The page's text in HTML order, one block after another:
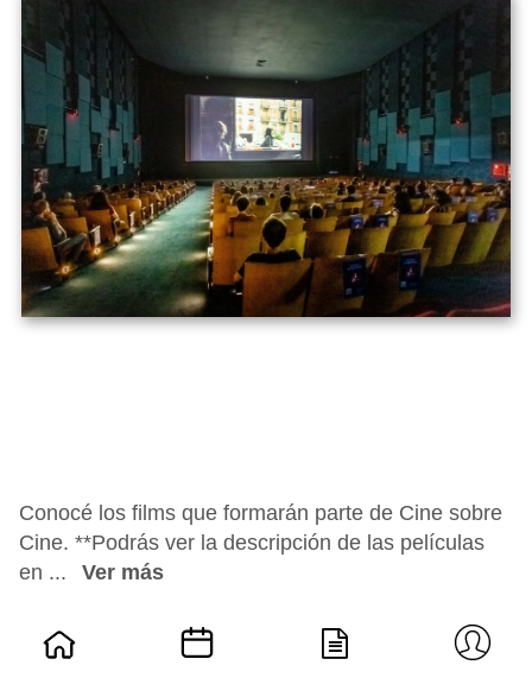
Conocé los films que formarán parte de Cine sobre
Cine. **Podrás ver la descripción de las películas
en ...
Ver más